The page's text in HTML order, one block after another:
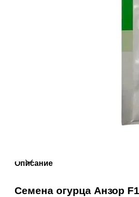
Описание
Семена огурца Анзор